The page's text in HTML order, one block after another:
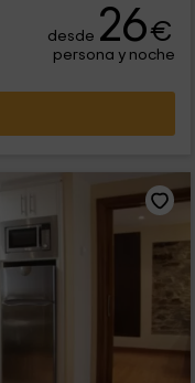
desde 26€
persona y noche